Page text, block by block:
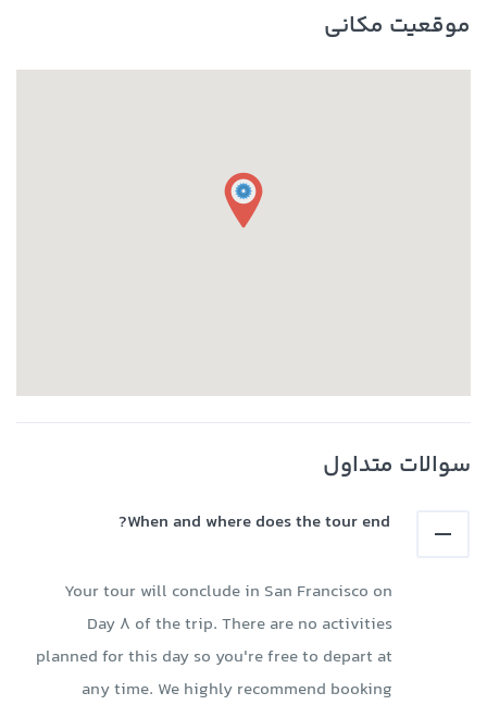
موقعیت مکانی
سوالات متداول
When and where does the tour end?
Your tour will conclude in San Francisco on
Day 8 of the trip. There are no activities
planned for this day so you're free to depart at
any time. We highly recommend booking